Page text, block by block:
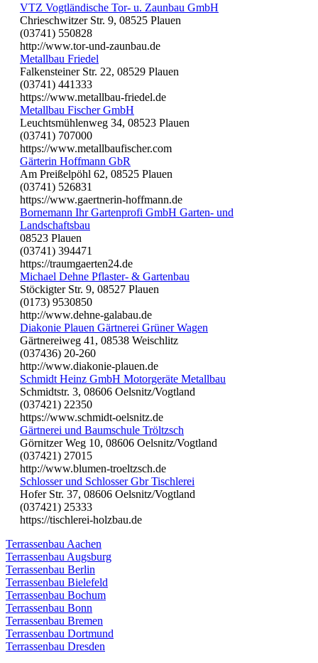
VTZ Vogtländische Tor- u. Zaunbau GmbH
Chrieschwitzer Str. 9, 08525 Plauen
(03741) 550828
http://www.tor-und-zaunbau.de
Metallbau Friedel
Falkensteiner Str. 22, 08529 Plauen
(03741) 441333
https://www.metallbau-friedel.de
Metallbau Fischer GmbH
Leuchtsmühlenweg 34, 08523 Plauen
(03741) 707000
https://www.metallbaufischer.com
Gärterin Hoffmann GbR
Am Preißelpöhl 62, 08525 Plauen
(03741) 526831
https://www.gaertnerin-hoffmann.de
Bornemann Ihr Gartenprofi GmbH Garten- und
Landschaftsbau
08523 Plauen
(03741) 394471
https://traumgaerten24.de
Michael Dehne Pflaster- & Gartenbau
Stöckigter Str. 9, 08527 Plauen
(0173) 9530850
http://www.dehne-galabau.de
Diakonie Plauen Gärtnerei Grüner Wagen
Gärtnereiweg 41, 08538 Weischlitz
(037436) 20-260
http://www.diakonie-plauen.de
Schmidt Heinz GmbH Motorgeräte Metallbau
Schmidtstr. 3, 08606 Oelsnitz/Vogtland
(037421) 22350
https://www.schmidt-oelsnitz.de
Gärtnerei und Baumschule Tröltzsch
Görnitzer Weg 10, 08606 Oelsnitz/Vogtland
(037421) 27015
http://www.blumen-troeltzsch.de
Schlosser und Schlosser Gbr Tischlerei
Hofer Str. 37, 08606 Oelsnitz/Vogtland
(037421) 25333
https://tischlerei-holzbau.de
Terrassenbau Aachen
Terrassenbau Augsburg
Terrassenbau Berlin
Terrassenbau Bielefeld
Terrassenbau Bochum
Terrassenbau Bonn
Terrassenbau Bremen
Terrassenbau Dortmund
Terrassenbau Dresden